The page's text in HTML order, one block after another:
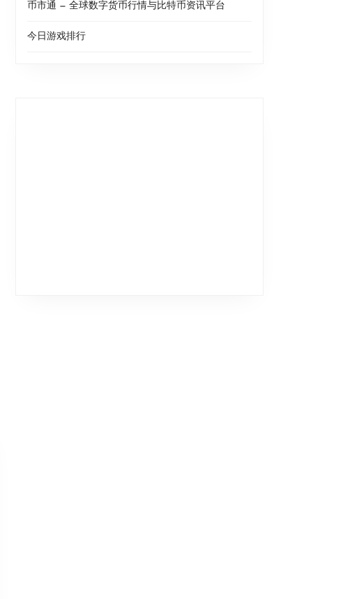
币市通 — 全球数字货币行情与比特币资讯平台
今日游戏排行